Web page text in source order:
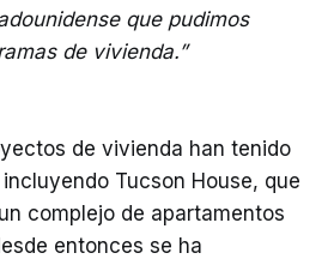
que pudimos
de vivienda.”
de vivienda han tenido
Tucson House, que
complejo de apartamentos
entonces se ha